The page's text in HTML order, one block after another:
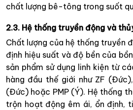
chất lượng bê-tông trong suốt
2.3. Hệ thống truyền động và
Chất lượng của hệ thống truyền
định hiệu suất và độ bền của
sản phẩm sử dụng linh kiện từ
hàng đầu thế giới như ZF
(Đức) hoặc PMP (Ý). Hệ thống
trộn hoạt động êm ái, ổn định,